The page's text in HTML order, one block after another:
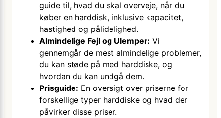
guide til, hvad du skal overveje, når du
køber en harddisk, inklusive kapacitet,
hastighed og pålidelighed.
Almindelige Fejl og Ulemper: Vi
gennemgår de mest almindelige problemer,
du kan støde på med harddiske, og
hvordan du kan undgå dem.
Prisguide: En oversigt over priserne for
forskellige typer harddiske og hvad der
påvirker disse priser.